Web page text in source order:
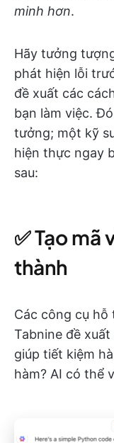
minh hơn.
Hãy tưởng
phát hiện lỗi
đề xuất các
bạn làm việc.
tưởng; một kỹ
hiện thực ngay
sau:
✅ Tạo mã
thành
Các công cụ hỗ
Tabnine đề
giúp tiết kiệm
hàm? AI có thể